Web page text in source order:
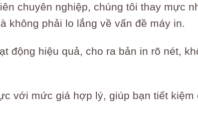
chuyên nghiệp, chúng tôi thay mực
không phải lo lắng về vấn đề máy in.
động hiệu quả, cho ra bản in rõ nét,
với mức giá hợp lý, giúp bạn tiết kiệm